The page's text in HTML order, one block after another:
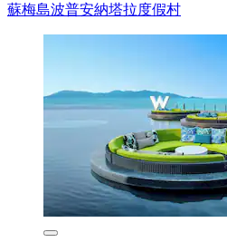
蘇梅島波普安納塔拉度假村